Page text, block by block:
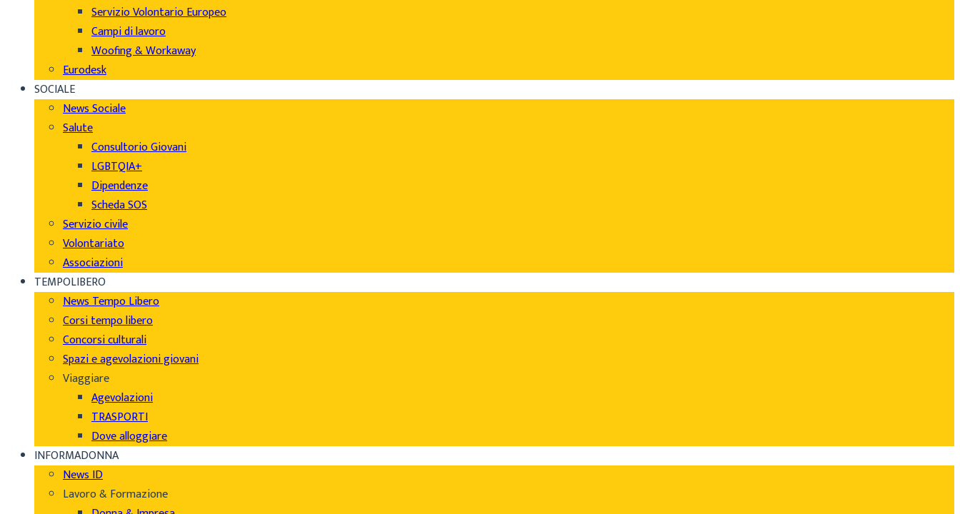
Servizio Volontario Europeo
Campi di lavoro
Woofing & Workaway
Eurodesk
SOCIALE
News Sociale
Salute
Consultorio Giovani
LGBTQIA+
Dipendenze
Scheda SOS
Servizio civile
Volontariato
Associazioni
TEMPOLIBERO
News Tempo Libero
Corsi tempo libero
Concorsi culturali
Spazi e agevolazioni giovani
Viaggiare
Agevolazioni
TRASPORTI
Dove alloggiare
INFORMADONNA
News ID
Lavoro & Formazione